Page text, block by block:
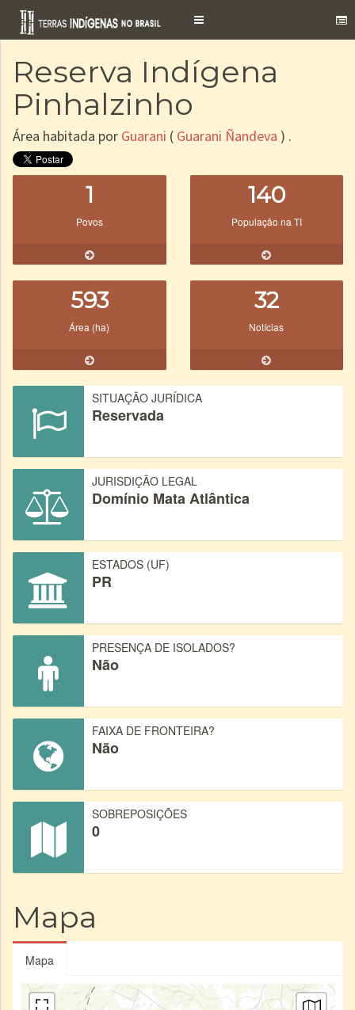
Toggle
Reserva Indígena
Pinhalzinho
Área habitada por Guarani ( Guarani Ñandeva ) .
1
Povos
140
População na TI
593
Área (ha)
32
Notícias
SITUAÇÃO JURÍDICA
Reservada
JURISDIÇÃO LEGAL
Domínio Mata Atlântica
ESTADOS (UF)
PR
PRESENÇA DE ISOLADOS?
Não
FAIXA DE FRONTEIRA?
Não
SOBREPOSIÇÕES
0
Mapa
Mapa